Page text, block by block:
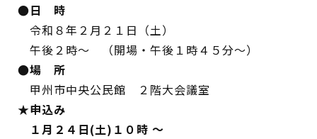
●日 時
令和８年２月２１日（土）
午後２時～ （開場・午後１時４５分～）
●場 所
甲州市中央公民館 ２階大会議室
★申込み
１月２４日(土)１０時 ～